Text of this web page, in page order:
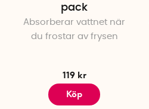
pack
Absorberar vattnet när
du frostar av frysen
119 kr
Köp